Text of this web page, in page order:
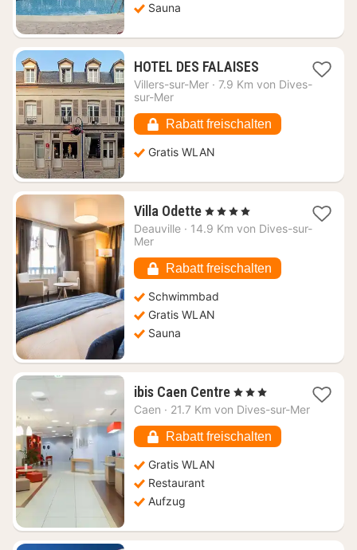
Sauna
HOTEL DES FALAISES1
Nacht
€
Villers-sur-Mer · 7.9 Km von Dives-
sur-Mer
Rabatt freischalten
Gratis WLAN
Villa Odette1
Nacht
€
, 4 Sterne
Deauville · 14.9 Km von Dives-sur-
Mer
Rabatt freischalten
Schwimmbad
Gratis WLAN
Sauna
ibis Caen Centre1
Nacht
130,93
€
, 3 Sterne
Caen · 21.7 Km von Dives-sur-Mer
Rabatt freischalten
Gratis WLAN
Restaurant
Aufzug